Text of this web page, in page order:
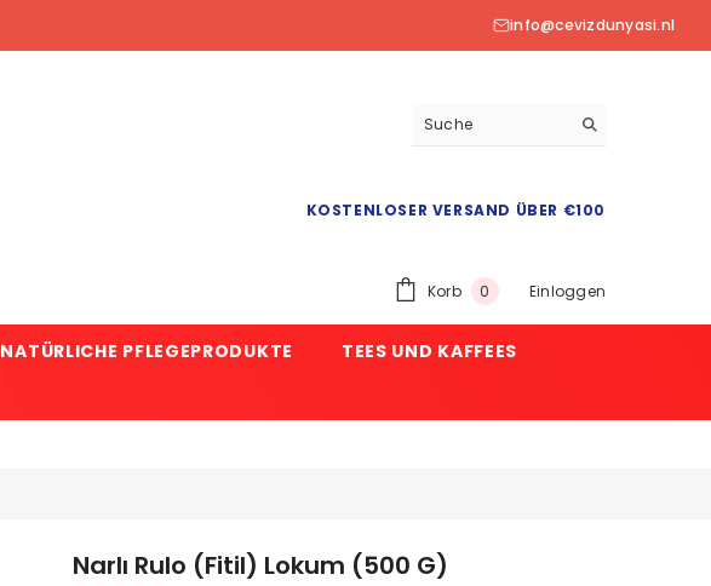
info@cevizdunyasi.nl
KOSTENLOSER VERSAND ÜBER €100
Korb 0 0
Einloggen
NATÜRLICHE PFLEGEPRODUKTE
TEES UND KAFFEES
Narlı Rulo (Fitil) Lokum (500 G)